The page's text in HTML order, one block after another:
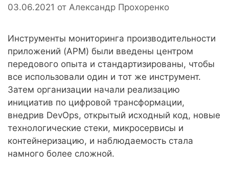
03.06.2021 от Александр Прохоренко
Инструменты мониторинга производительности
приложений (APM) были введены центром
передового опыта и стандартизированы, чтобы
все использовали один и тот же инструмент.
Затем организации начали реализацию
инициатив по цифровой трансформации,
внедрив DevOps, открытый исходный код, новые
технологические стеки, микросервисы и
контейнеризацию, и наблюдаемость стала
намного более сложной.